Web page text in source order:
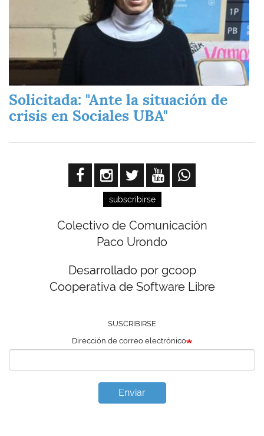
Solicitada: "Ante la situación de
crisis en Sociales UBA"
subscribirse
Colectivo de Comunicación
Paco Urondo
Desarrollado por gcoop
Cooperativa de Software Libre
SUSCRIBIRSE
Dirección de correo electrónico
Enviar